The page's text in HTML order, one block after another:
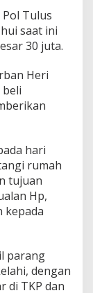
Tulus
saat ini
30 juta.
Heri
hari
rumah
tujuan
Hp,
kepada
parang
dengan
di TKP dan